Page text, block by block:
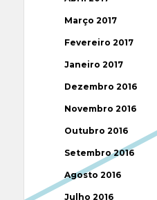
Março 2017
Fevereiro 2017
Janeiro 2017
Dezembro 2016
Novembro 2016
Outubro 2016
Setembro 2016
Agosto 2016
Julho 2016